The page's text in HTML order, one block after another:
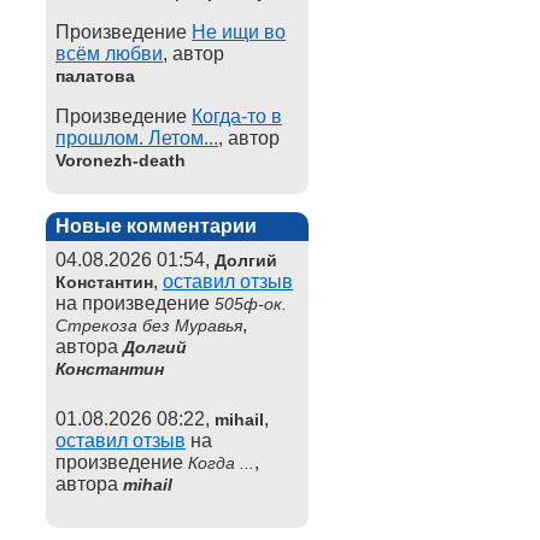
Произведение Не ищи во
всём любви, автор
палатова
Произведение Когда-то в
прошлом. Летом..., автор
Voronezh-death
Новые комментарии
04.08.2026 01:54, Долгий
Константин, оставил отзыв
на произведение 505ф-ок.
Стрекоза без Муравья,
автораДолгий
Константин
01.08.2026 08:22, mihail,
оставил отзыв на
произведение Когда ... ,
автора mihail